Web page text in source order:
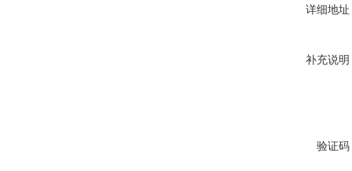
详细地址
补充说明
验证码